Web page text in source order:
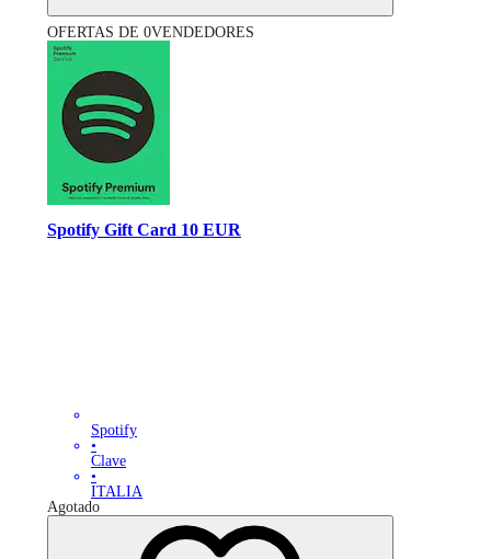
OFERTAS DE 0VENDEDORES
Spotify Gift Card 10 EUR
Spotify
•
Clave
•
ITALIA
Agotado